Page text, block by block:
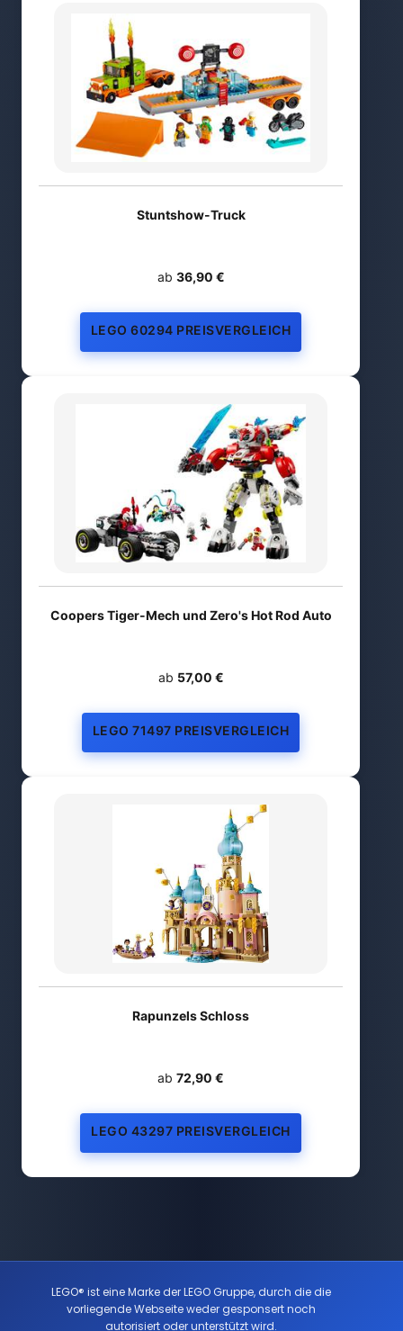
Stuntshow-Truck
ab 36,90 €
LEGO 60294 PREISVERGLEICH
Coopers Tiger-Mech und Zero's Hot Rod Auto
ab 57,00 €
LEGO 71497 PREISVERGLEICH
Rapunzels Schloss
ab 72,90 €
LEGO 43297 PREISVERGLEICH
LEGO® ist eine Marke der LEGO Gruppe, durch die die
vorliegende Webseite weder gesponsert noch
autorisiert oder unterstützt wird.